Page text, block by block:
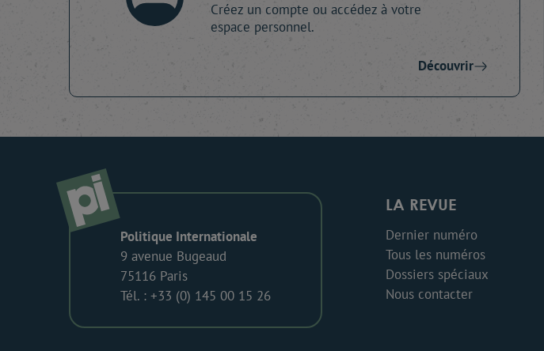
Créez un compte ou accédez à votre
espace personnel.
Découvrir
Politique Internationale
9 avenue Bugeaud
75116 Paris
Tél. : +33 (0) 145 00 15 26
LA REVUE
Dernier numéro
Tous les numéros
Dossiers spéciaux
Nous contacter